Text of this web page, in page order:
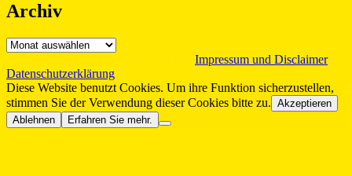
Archiv
Archiv
Impressum und Disclaimer|
Datenschutzerklärung
Diese Website benutzt Cookies. Um ihre Funktion sicherzustellen,
stimmen Sie der Verwendung dieser Cookies bitte zu. Akzeptieren
Ablehnen
Erfahren Sie mehr.